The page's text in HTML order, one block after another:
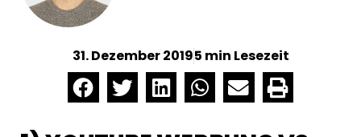
31. Dezember 20195 min Lesezeit